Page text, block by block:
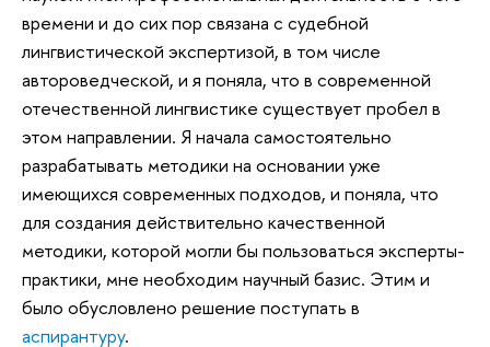
времени и до сих пор связана с судебной
лингвистической экспертизой, в том числе
автороведческой, и я поняла, что в современной
отечественной лингвистике существует пробел в
этом направлении. Я начала самостоятельно
разрабатывать методики на основании уже
имеющихся современных подходов, и поняла, что
для создания действительно качественной
методики, которой могли бы пользоваться эксперты-
практики, мне необходим научный базис. Этим и
было обусловлено решение поступать в
аспирантуру.